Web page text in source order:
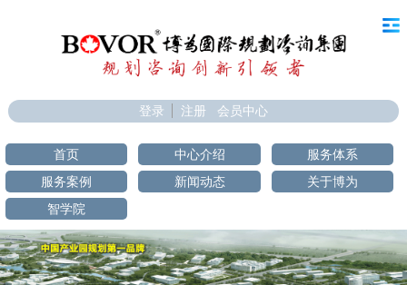
登录 注册 会员中心
首页 中心介绍
服务体系
服务案例
新闻动态
关于博为
智学院